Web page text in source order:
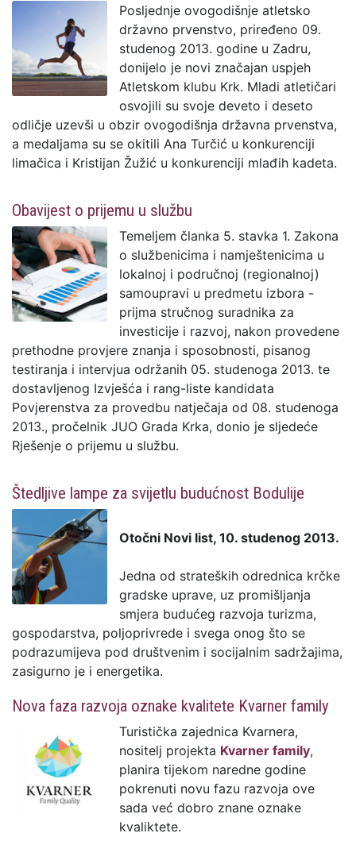
Posljednje ovogodišnje atletsko
državno prvenstvo, priređeno 09.
studenog 2013. godine u Zadru,
donijelo je novi značajan uspjeh
Atletskom klubu Krk. Mladi atletičari
osvojili su svoje deveto i deseto
odličje uzevši u obzir ovogodišnja državna prvenstva,
a medaljama su se okitili Ana Turčić u konkurenciji
limačica i Kristijan Žužić u konkurenciji mlađih kadeta.
Obavijest o prijemu u službu
Temeljem članka 5. stavka 1. Zakona
o službenicima i namještenicima u
lokalnoj i područnoj (regionalnoj)
samoupravi u predmetu izbora -
prijma stručnog suradnika za
investicije i razvoj, nakon provedene
prethodne provjere znanja i sposobnosti, pisanog
testiranja i intervjua održanih 05. studenoga 2013. te
dostavljenog Izvješća i rang-liste kandidata
Povjerenstva za provedbu natječaja od 08. studenoga
2013., pročelnik JUO Grada Krka, donio je sljedeće
Rješenje o prijemu u službu.
Štedljive lampe za svijetlu budućnost Bodulije
Otočni Novi list, 10. studenog 2013.
Jedna od strateških odrednica krčke
gradske uprave, uz promišljanja
smjera budućeg razvoja turizma,
gospodarstva, poljoprivrede i svega onog što se
podrazumijeva pod društvenim i socijalnim sadržajima,
zasigurno je i energetika.
Nova faza razvoja oznake kvalitete Kvarner family
Turistička zajednica Kvarnera,
nositelj projekta Kvarner family,
planira tijekom naredne godine
pokrenuti novu fazu razvoja ove
sada već dobro znane oznake
kvaliktete.